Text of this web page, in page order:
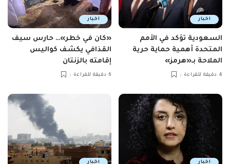
اخبار
السعودية تؤكد في الأمم
المتحدة أهمية حماية حرية
الملاحة بـ«هرمز»
4 دقيقة للقراءة
اخبار
«كان في خطر»… حارس سيف
القذافي يكشف كواليس
إقامته بالزنتان
6 دقيقة للقراءة
اخبار اخبار